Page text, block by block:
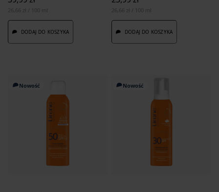
26,66 zł / 100 ml
DODAJ DO KOSZYKA
26,66 zł / 100 ml
DODAJ DO KOSZYKA
Nowość Nowość